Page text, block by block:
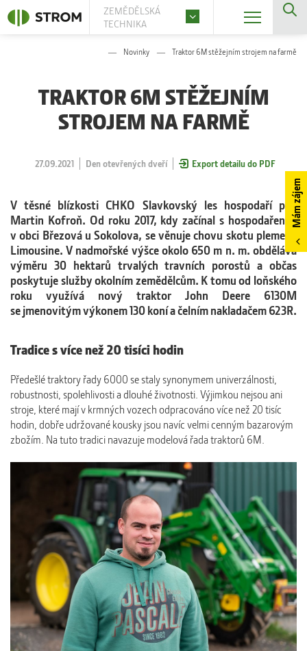
ZEMĚDĚLSKÁ
TECHNIKA
Mám zájem
Novinky Traktor 6M stěžejním strojem na farmě
TRAKTOR 6M STĚŽEJNÍM
STROJEM NA FARMĚ
27.09.2021 Den otevřených dveří Export detailu do PDF
V těsné blízkosti CHKO Slavkovský les hospodaří pan
Martin Kofroň. Od roku 2017, kdy začínal s hospodařením
v obci Březová u Sokolova, se věnuje chovu skotu plemene
Limousine. V nadmořské výšce okolo 650 m n. m. obdělává
výměru 30 hektarů trvalých travních porostů a občas
poskytuje služby okolním zemědělcům. K tomu od loňského
roku využívá nový traktor John Deere 6130M
se jmenovitým výkonem 130 koní a čelním nakladačem 623R.
Tradice s více než 20 tisíci hodin
Předešlé traktory řady 6000 se staly synonymem univerzálnosti,
robustnosti, spolehlivosti a dlouhé životnosti. Výjimkou nejsou ani
stroje, které mají v krmných vozech odpracováno více než 20 tisíc
hodin, dobře udržované kousky jsou navíc velmi cenným bazarovým
zbožím. Na tuto tradici navazuje modelová řada traktorů 6M.